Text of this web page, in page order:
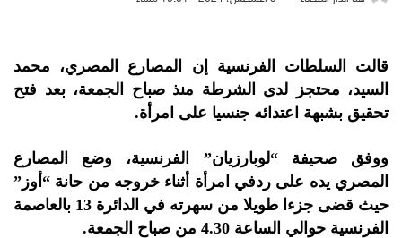
قالت السلطات الفرنسية إن المصارع المصري، محمد
السيد، محتجز لدى الشرطة منذ صباح الجمعة، بعد فتح
تحقيق بشبهة اعتدائه جنسيا على امرأة.
ووفق صحيفة “لوبارزيان” الفرنسية، وضع المصارع
المصري يده على ردفي امرأة أثناء خروجه من حانة “أوز”
حيث قضى جزءا طويلا من سهرته في الدائرة 13 بالعاصمة
الفرنسية حوالي الساعة 4.30 من صباح الجمعة.